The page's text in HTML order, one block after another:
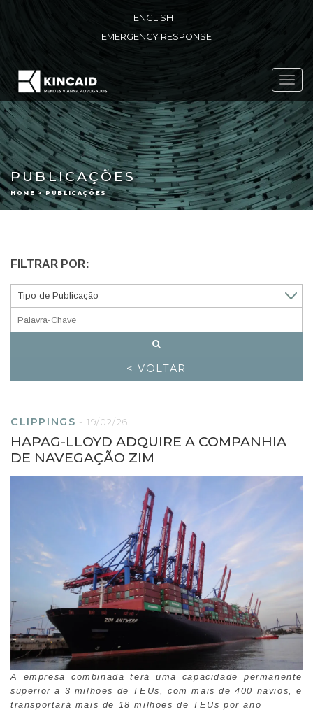
ENGLISH
EMERGENCY RESPONSE
PUBLICAÇÕES
HOME > PUBLICAÇÕES
FILTRAR POR:
< VOLTAR
CLIPPINGS -19/02/26
HAPAG-LLOYD ADQUIRE A COMPANHIA
DE NAVEGAÇÃO ZIM
A empresa combinada terá uma capacidade permanente
superior a 3 milhões de TEUs, com mais de 400 navios, e
transportará mais de 18 milhões de TEUs por ano